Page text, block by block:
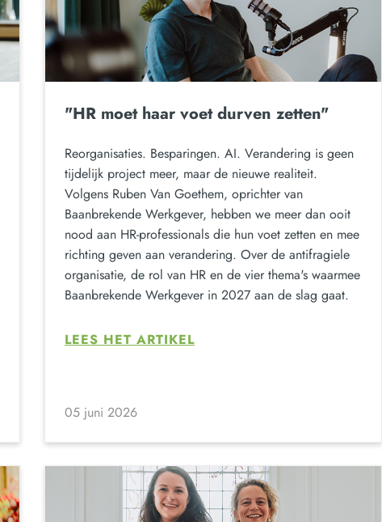
"HR moet haar voet durven zetten"
Reorganisaties. Besparingen. AI. Verandering is geen
tijdelijk project meer, maar de nieuwe realiteit.
Volgens Ruben Van Goethem, oprichter van
Baanbrekende Werkgever, hebben we meer dan ooit
nood aan HR-professionals die hun voet zetten en mee
richting geven aan verandering. Over de antifragiele
organisatie, de rol van HR en de vier thema's waarmee
Baanbrekende Werkgever in 2027 aan de slag gaat.
LEES HET ARTIKEL
05 juni 2026